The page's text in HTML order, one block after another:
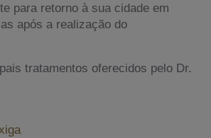
para retorno à sua cidade em
após a realização do
tratamentos oferecidos pelo Dr.